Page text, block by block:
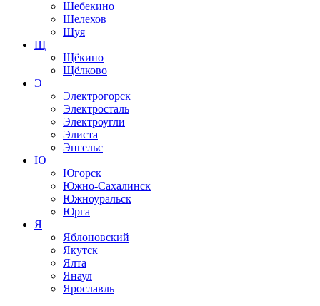
Шебекино
Шелехов
Шуя
Щ
Щёкино
Щёлково
Э
Электрогорск
Электросталь
Электроугли
Элиста
Энгельс
Ю
Югорск
Южно-Сахалинск
Южноуральск
Юрга
Я
Яблоновский
Якутск
Ялта
Янаул
Ярославль